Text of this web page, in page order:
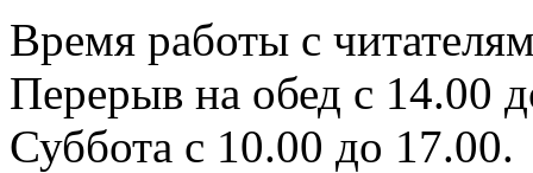
Время работы с
Перерыв на обед с 14.00
Суббота с 10.00 до 17.00.